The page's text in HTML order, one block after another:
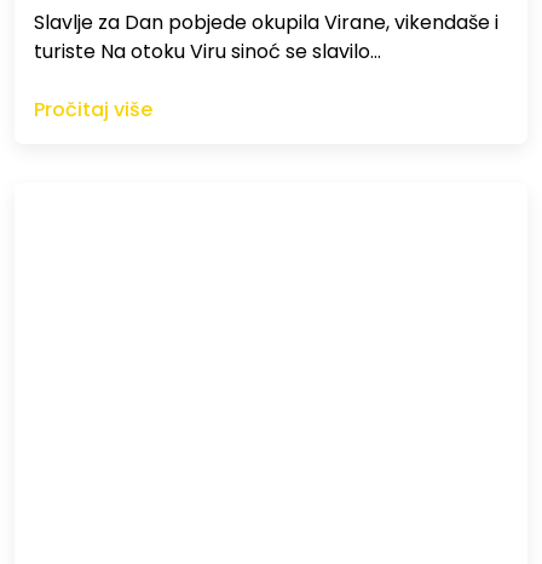
Slavlje za Dan pobjede okupila Virane, vikendaše i
turiste Na otoku Viru sinoć se slavilo…
Pročitaj više